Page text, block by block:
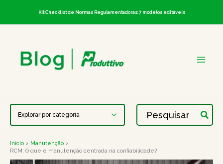
para
conteúdo
KIt Checklist de Normas Regulamentadoras: 7 modelos editáveis
Procurar:
Início
Manutenção
RCM: O que é manutenção centrada na confiabilidade?